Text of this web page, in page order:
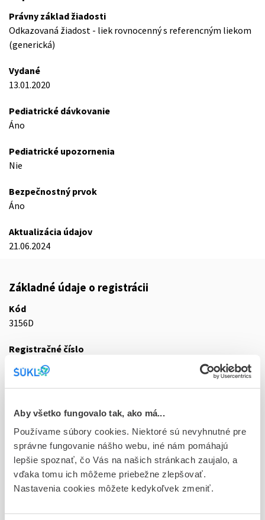
Aby všetko fungovalo tak, ako má...
Používame súbory cookies. Niektoré sú nevyhnutné pre
správne fungovanie nášho webu, iné nám pomáhajú
lepšie spoznať, čo Vás na našich stránkach zaujalo, a
vďaka tomu ich môžeme priebežne zlepšovať.
Nastavenia cookies môžete kedykoľvek zmeniť.
Právny základ žiadosti
Odkazovaná žiadost - liek rovnocenný s referencným liekom
(generická)
Vydané
13.01.2020
Pediatrické dávkovanie
Áno
Pediatrické upozornenia
Nie
Bezpečnostný prvok
Áno
Aktualizácia údajov
21.06.2024
Základné údaje o registrácii
Kód
3156D
Registračné číslo
83/0394/19-S
Doplnok
Stav
D - Registrácia bez obmedzenia platnosti
Typ registračnej procedúry
Decentralizovaná